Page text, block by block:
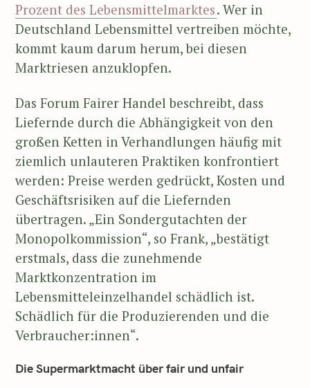
Prozent des Lebensmittelmarktes. Wer in
Deutschland Lebensmittel vertreiben möchte,
kommt kaum darum herum, bei diesen
Marktriesen anzuklopfen.
Das Forum Fairer Handel beschreibt, dass
Liefernde durch die Abhängigkeit von den
großen Ketten in Verhandlungen häufig mit
ziemlich unlauteren Praktiken konfrontiert
werden: Preise werden gedrückt, Kosten und
Geschäftsrisiken auf die Liefernden
übertragen. „Ein Sondergutachten der
Monopolkommission“, so Frank, „bestätigt
erstmals, dass die zunehmende
Marktkonzentration im
Lebensmitteleinzelhandel schädlich ist.
Schädlich für die Produzierenden und die
Verbraucher:innen“.
Die Supermarktmacht über fair und unfair